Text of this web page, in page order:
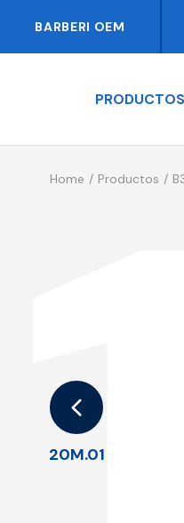
BARBERI OEM
PRODUCTOS
Home Productos
20M.01